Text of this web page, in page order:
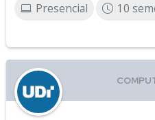
Presencial 10